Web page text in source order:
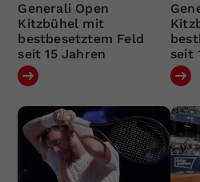
Generali Open
Kitzbühel mit
bestbesetztem Feld
seit 15 Jahren
seit